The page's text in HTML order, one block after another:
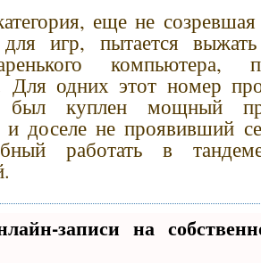
еще не
игр, пытается
компьютера,
Для одних этот номер
был куплен мощный
и доселе не проявивший
работать в
записи на